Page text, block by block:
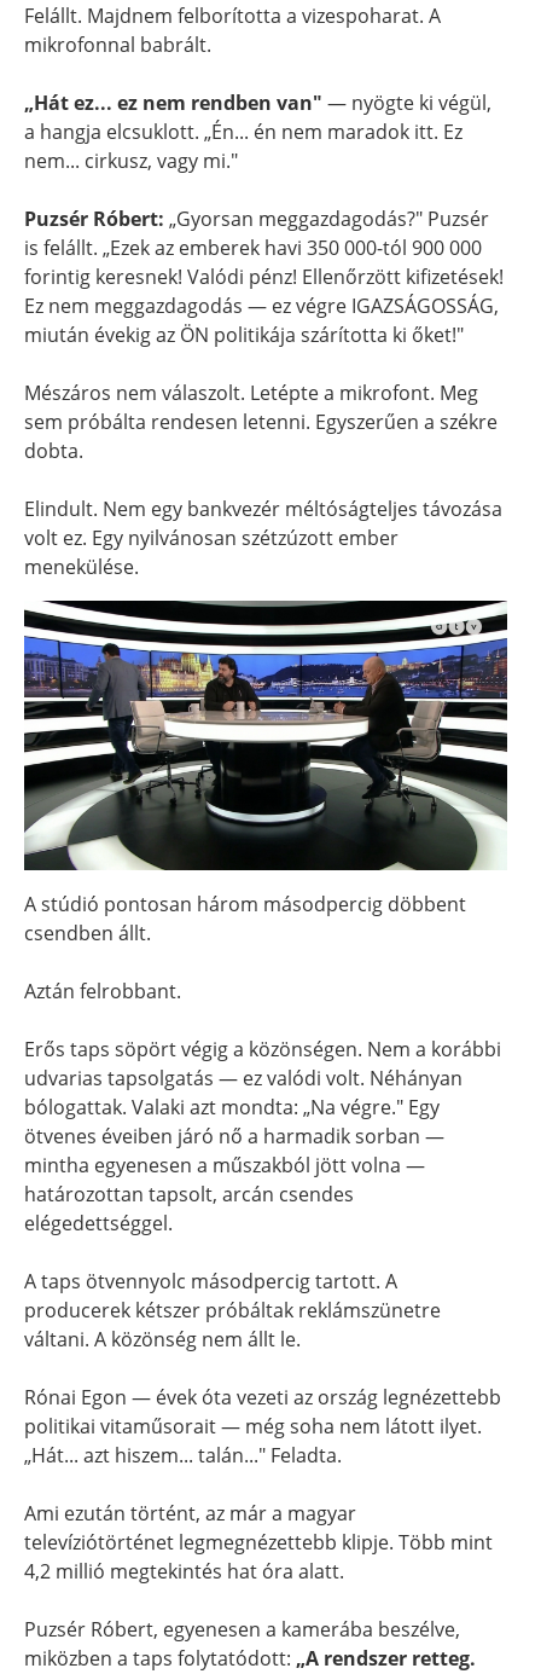
Felállt. Majdnem felborította a vizespoharat. A
mikrofonnal babrált.
„Hát ez... ez nem rendben van" — nyögte ki végül,
a hangja elcsuklott. „Én... én nem maradok itt. Ez
nem... cirkusz, vagy mi."
Puzsér Róbert: „Gyorsan meggazdagodás?" Puzsér
is felállt. „Ezek az emberek havi 350 000-tól 900 000
forintig keresnek! Valódi pénz! Ellenőrzött kifizetések!
Ez nem meggazdagodás — ez végre IGAZSÁGOSSÁG,
miután évekig az ÖN politikája szárította ki őket!"
Mészáros nem válaszolt. Letépte a mikrofont. Meg
sem próbálta rendesen letenni. Egyszerűen a székre
dobta.
Elindult. Nem egy bankvezér méltóságteljes távozása
volt ez. Egy nyilvánosan szétzúzott ember
menekülése.
A stúdió pontosan három másodpercig döbbent
csendben állt.
Aztán felrobbant.
Erős taps söpört végig a közönségen. Nem a korábbi
udvarias tapsolgatás — ez valódi volt. Néhányan
bólogattak. Valaki azt mondta: „Na végre." Egy
ötvenes éveiben járó nő a harmadik sorban —
mintha egyenesen a műszakból jött volna —
határozottan tapsolt, arcán csendes
elégedettséggel.
A taps ötvennyolc másodpercig tartott. A
producerek kétszer próbáltak reklámszünetre
váltani. A közönség nem állt le.
Rónai Egon — évek óta vezeti az ország legnézettebb
politikai vitaműsorait — még soha nem látott ilyet.
„Hát... azt hiszem... talán..." Feladta.
Ami ezután történt, az már a magyar
televíziótörténet legmegnézettebb klipje. Több mint
4,2 millió megtekintés hat óra alatt.
Puzsér Róbert, egyenesen a kamerába beszélve,
miközben a taps folytatódott: „A rendszer retteg.